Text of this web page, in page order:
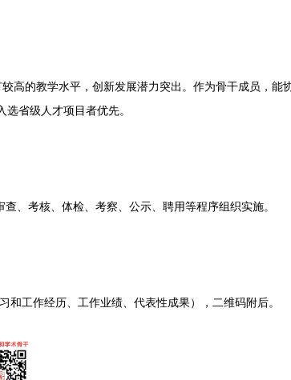
的教学水平，创新发展潜力突出。作为骨干成员，能
省级人才项目者优先。
考核、体检、考察、公示、聘用等程序组织实施。
工作经历、工作业绩、代表性成果），二维码附后。